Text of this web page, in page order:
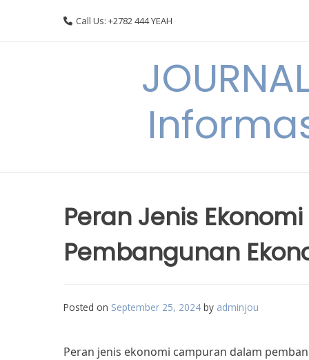
Call Us: +2782 444 YEAH
Peran Jenis
Pembangunan
Posted on September 25, 2024 by adminjou
Peran jenis ekonomi campuran dalam